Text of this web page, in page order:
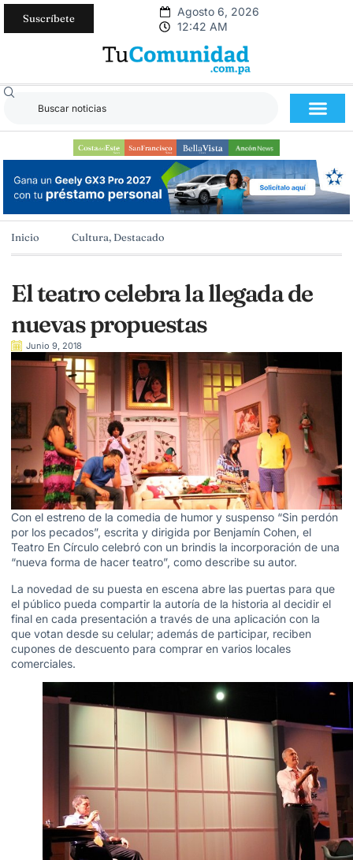
Suscríbete
Agosto 6, 2026
12:42 AM
Inicio Cultura, Destacado
El teatro celebra la llegada de
nuevas propuestas
Junio 9, 2018
Con el estreno de la comedia de humor y suspenso “Sin perdón
por los pecados”, escrita y dirigida por Benjamín Cohen, el
Teatro En Círculo celebró con un brindis la incorporación de una
“nueva forma de hacer teatro”, como describe su autor.
La novedad de su puesta en escena abre las puertas para que
el público pueda compartir la autoría de la historia al decidir el
final en cada presentación a través de una aplicación con la
que votan desde su celular; además de participar, reciben
cupones de descuento para comprar en varios locales
comerciales.